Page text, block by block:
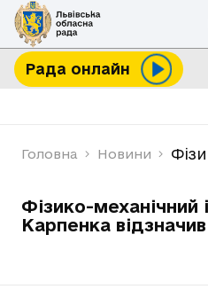
Рада онлайн
Головна Новини
Фізико-механічний
Карпенка